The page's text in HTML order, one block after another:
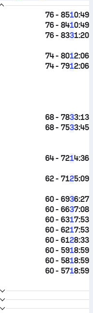
0:49
1
76 - 85
0:49
1
76 - 84
1:20
3
76 - 83
2:06
1
74 - 80
2:06
1
74 - 79
3:13
3
68 - 78
3:45
3
68 - 75
4:36
1
64 - 72
5:09
2
62 - 71
6:27
3
60 - 69
7:08
3
60 - 66
7:53
1
60 - 63
7:53
1
60 - 62
8:33
2
60 - 61
8:59
1
60 - 59
8:59
1
60 - 58
8:59
1
60 - 57